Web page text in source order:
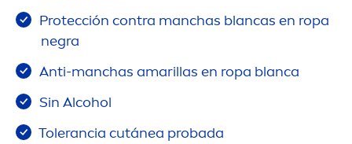
Protección contra manchas blancas en ropa
negra
Anti-manchas amarillas en ropa blanca
Sin Alcohol
Tolerancia cutánea probada